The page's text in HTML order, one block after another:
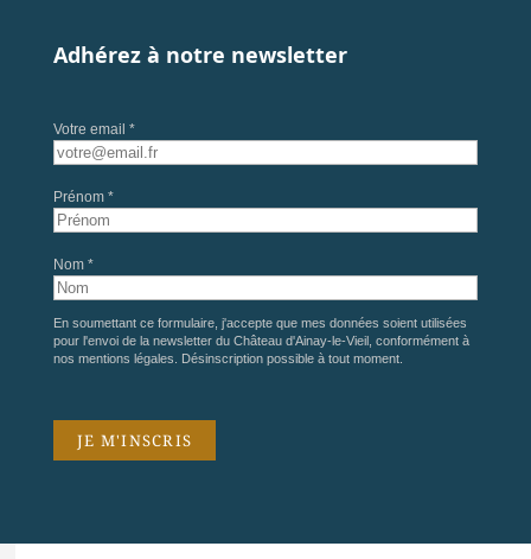
Adhérez à notre newsletter
Votre email *
Prénom *
Nom *
En soumettant ce formulaire, j'accepte que mes données soient utilisées
pour l'envoi de la newsletter du Château d'Ainay-le-Vieil, conformément à
nos mentions légales . Désinscription possible à tout moment.